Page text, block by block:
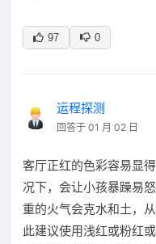
97 0
运程探测
回答于 01 月 02 日
客厅正红的色彩容易显
况下，会让小孩暴躁易
重的火气会克水和土，
此建议使用浅红或粉红